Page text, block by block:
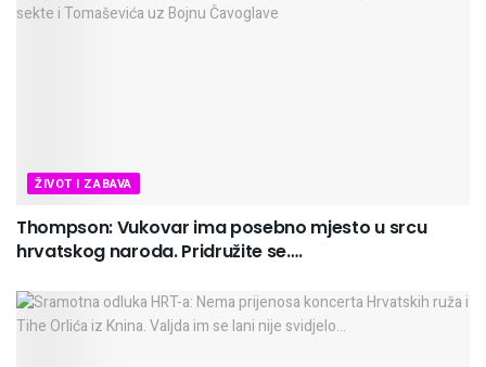
ŽIVOT I ZABAVA
Thompson: Vukovar ima posebno mjesto u srcu
hrvatskog naroda. Pridružite se….